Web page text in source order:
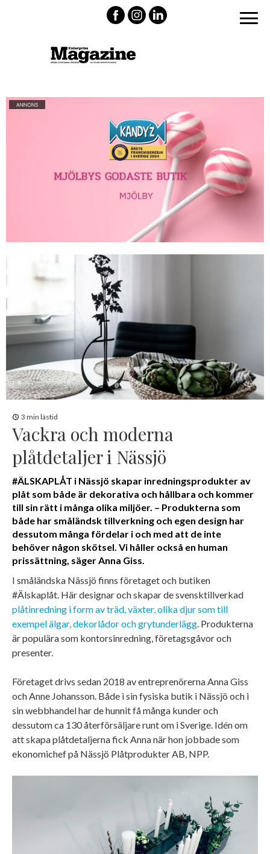
3 min lästid
Vackra och moderna
plåtdetaljer i Nässjö
#ÄLSKAPLÅT i Nässjö skapar inredningsprodukter av
plåt som både är dekorativa och hållbara och kommer
till sin rätt i många olika miljöer. – Produkterna som
både har småländsk tillverkning och egen design har
dessutom många fördelar i och med att de inte
behöver någon skötsel. Vi håller också en human
prissättning, säger Anna Giss.
I småländska Nässjö finns företaget och butiken
#Älskaplåt. Här designar och skapar de svensktillverkad
plåtinredning i form av träd, växter, olika djur som till
exempel älgar, dekorlådor och grytunderlägg . Produkterna
är populära som kontorsinredning, företagsgåvor och
presenter.
Företaget drivs sedan 2018 av entreprenörerna Anna Giss
och Anne Johansson. Både i sin fysiska butik i Nässjö och i
sin webbhandel har de hunnit få många kunder och
dessutom ca 130 återförsäljare runt om i Sverige. Idén om
att skapa plåtdetaljerna fick Anna när hon jobbade som
ekonomichef på Nässjö Plåtprodukter AB, NPP.